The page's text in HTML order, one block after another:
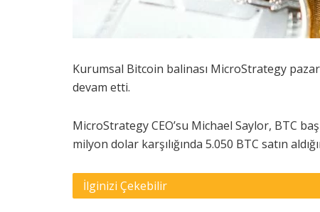
Kurumsal Bitcoin balinası MicroStrategy
devam etti.
MicroStrategy CEO’su Michael Saylor, BTC
milyon dolar karşılığında 5.050 BTC satın
İlginizi Çekebilir